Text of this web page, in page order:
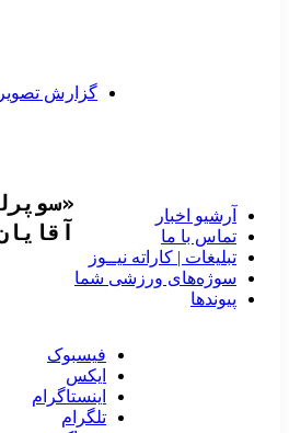
گزارش
آرشیو اخبار
تماس‌ با‌ ما
تبلیغات | کاراته نیــوز
سوژه‌های ورزشی شما
پیوندها
فیسبوک
ایکس
اینستاگرام
تلگرام